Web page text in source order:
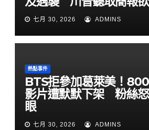
七月 30, 2026 ADMINS
熱點事件
BTS拒參加葛萊美！
影片遭默默下架 粉絲
眼
七月 30, 2026 ADMINS